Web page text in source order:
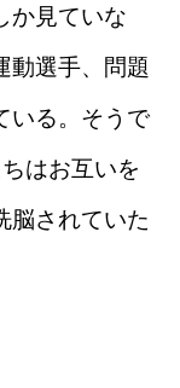
か見ていな
動選手、問題
いる。そうで
はお互いを
脳されていた